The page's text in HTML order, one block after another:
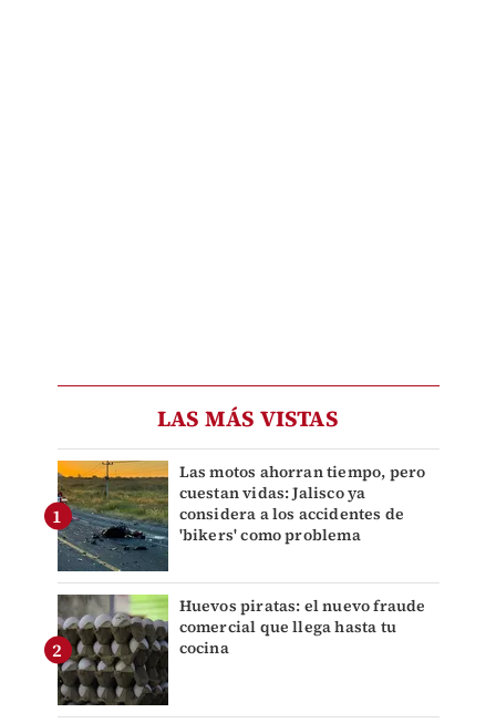
LAS MÁS VISTAS
Las motos ahorran tiempo, pero
cuestan vidas: Jalisco ya
considera a los accidentes de
'bikers' como problema
Huevos piratas: el nuevo fraude
comercial que llega hasta tu
cocina